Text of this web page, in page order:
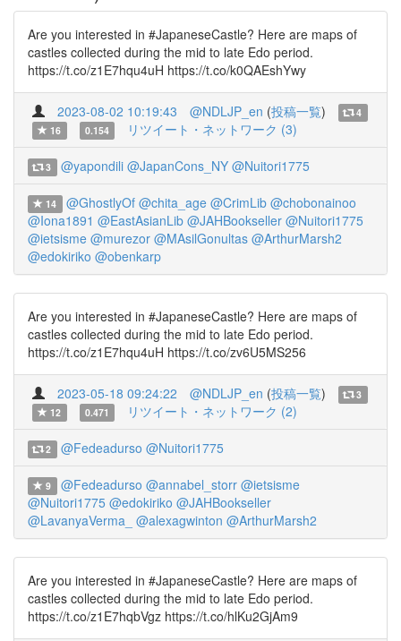
Are you interested in #JapaneseCastle? Here are maps of
castles collected during the mid to late Edo period.
https://t.co/z1E7hqu4uH https://t.co/k0QAEshYwy
2023-08-02 10:19:43 @NDLJP_en (投稿一覧)
4
16
0.154 リツイート・ネットワーク (3)
3 @yapondili @JapanCons_NY @Nuitori1775
14 @GhostlyOf @chita_age @CrimLib @chobonainoo
@Iona1891 @EastAsianLib @JAHBookseller @Nuitori1775
@ietsisme @murezor @MAsilGonultas @ArthurMarsh2
@edokiriko @obenkarp
Are you interested in #JapaneseCastle? Here are maps of
castles collected during the mid to late Edo period.
https://t.co/z1E7hqu4uH https://t.co/zv6U5MS256
2023-05-18 09:24:22 @NDLJP_en (投稿一覧)
3
12
0.471 リツイート・ネットワーク (2)
2 @Fedeadurso @Nuitori1775
9 @Fedeadurso @annabel_storr @ietsisme
@Nuitori1775 @edokiriko @JAHBookseller
@LavanyaVerma_ @alexagwinton @ArthurMarsh2
Are you interested in #JapaneseCastle? Here are maps of
castles collected during the mid to late Edo period.
https://t.co/z1E7hqbVgz https://t.co/hlKu2GjAm9